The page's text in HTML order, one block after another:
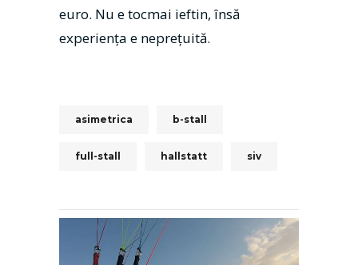
euro. Nu e tocmai ieftin, însă
experienţa e nepreţuită.
asimetrica b-stall
full-stall hallstatt siv